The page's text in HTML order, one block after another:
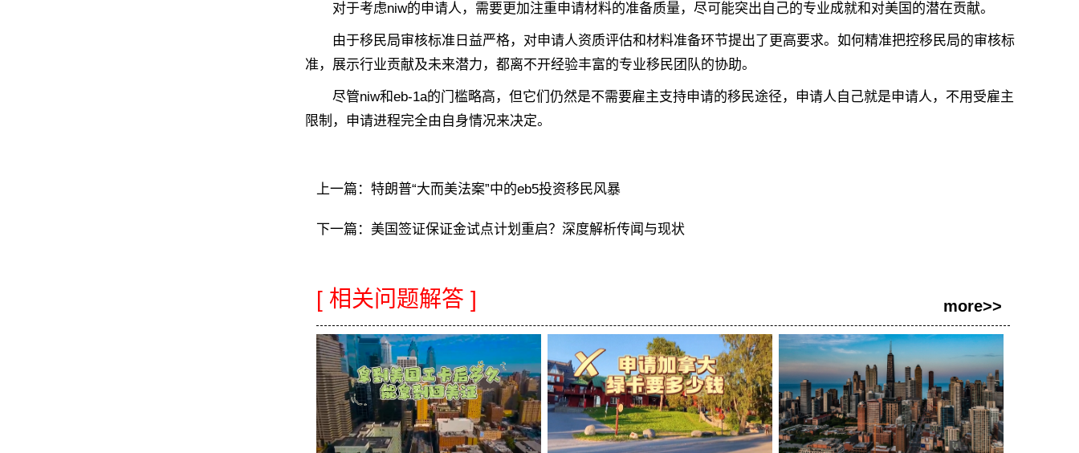
对于考虑niw的申请人，需要更加注重申请材料的准备质量，尽可能突出自己的专业成就和对美国的潜在贡献。
由于移民局审核标准日益严格，对申请人资质评估和材料准备环节提出了更高要求。如何精准把控移民局的审核标
准，展示行业贡献及未来潜力，都离不开经验丰富的专业移民团队的协助。
尽管niw和eb-1a的门槛略高，但它们仍然是不需要雇主支持申请的移民途径，申请人自己就是申请人，不用受雇主
限制，申请进程完全由自身情况来决定。
上一篇： 特朗普“大而美法案”中的eb5投资移民风暴
下一篇： 美国签证保证金试点计划重启？深度解析传闻与现状
[ 相关问题解答 ] more>>